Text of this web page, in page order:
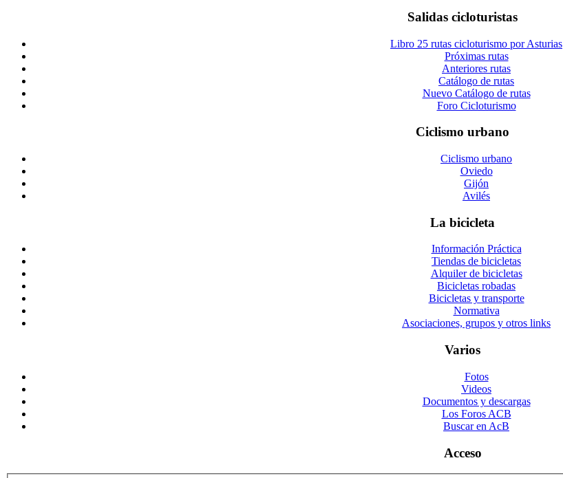
Salidas cicloturistas
Libro 25 rutas cicloturismo por Asturias
Próximas rutas
Anteriores rutas
Catálogo de rutas
Nuevo Catálogo de rutas
Foro Cicloturismo
Ciclismo urbano
Ciclismo urbano
Oviedo
Gijón
Avilés
La bicicleta
Información Práctica
Tiendas de bicicletas
Alquiler de bicicletas
Bicicletas robadas
Bicicletas y transporte
Normativa
Asociaciones, grupos y otros links
Varios
Fotos
Videos
Documentos y descargas
Los Foros ACB
Buscar en AcB
Acceso